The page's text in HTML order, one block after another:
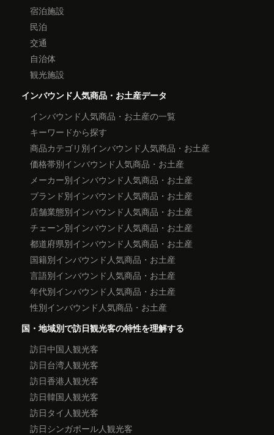
宿泊施設
民泊
交通
自治体
観光施設
インバウンド人気商品・お土産データ
インバウンド人気商品・お土産の一覧
キーワードから探す
商品カテゴリ別インバウンド人気商品・お土産
価格帯別インバウンド人気商品・お土産
メーカー別インバウンド人気商品・お土産
ブランド別インバウンド人気商品・お土産
店舗業態別インバウンド人気商品・お土産
チェーン別インバウンド人気商品・お土産
都道府県別インバウンド人気商品・お土産
国籍別インバウンド人気商品・お土産
言語別インバウンド人気商品・お土産
年代別インバウンド人気商品・お土産
性別インバウンド人気商品・お土産
国・地域別で訪日観光客の特性を理解する
訪日中国人観光客
訪日台湾人観光客
訪日香港人観光客
訪日韓国人観光客
訪日タイ人観光客
訪日シンガポール人観光客